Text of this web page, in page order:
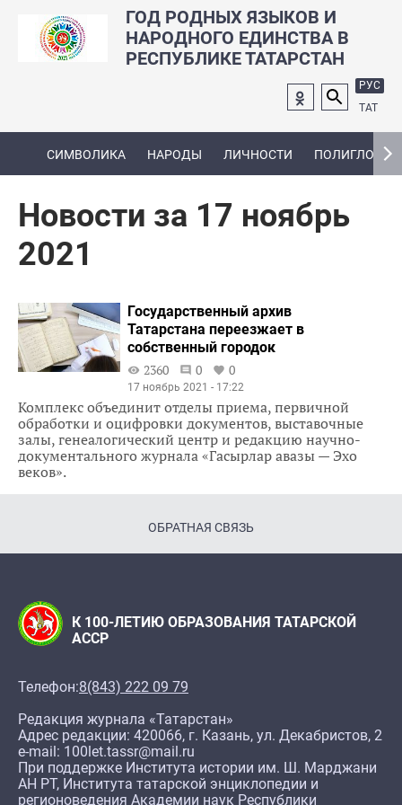
ГОД РОДНЫХ ЯЗЫКОВ И
НАРОДНОГО ЕДИНСТВА В
РЕСПУБЛИКЕ ТАТАРСТАН
РУС
ТАТ
СИМВОЛИКА НАРОДЫ ЛИЧНОСТИ ПОЛИГЛОТ
Новости за 17 ноябрь
2021
Государственный архив
Татарстана переезжает в
собственный городок
2360
0 0
17 ноябрь 2021 - 17:22
Комплекс объединит отделы приема, первичной
обработки и оцифровки документов, выставочные
залы, генеалогический центр и редакцию научно-
документального журнала «Гасырлар авазы — Эхо
веков».
ОБРАТНАЯ СВЯЗЬ
К 100-ЛЕТИЮ ОБРАЗОВАНИЯ ТАТАРСКОЙ
АССР
Телефон:8(843) 222 09 79
Редакция журнала «Татарстан»
Адрес редакции: 420066, г. Казань, ул. Декабристов, 2
e-mail: 100let.tassr@mail.ru
При поддержке Института истории им. Ш. Марджани
АН РТ, Института татарской энциклопедии и
регионоведения Академии наук Республики